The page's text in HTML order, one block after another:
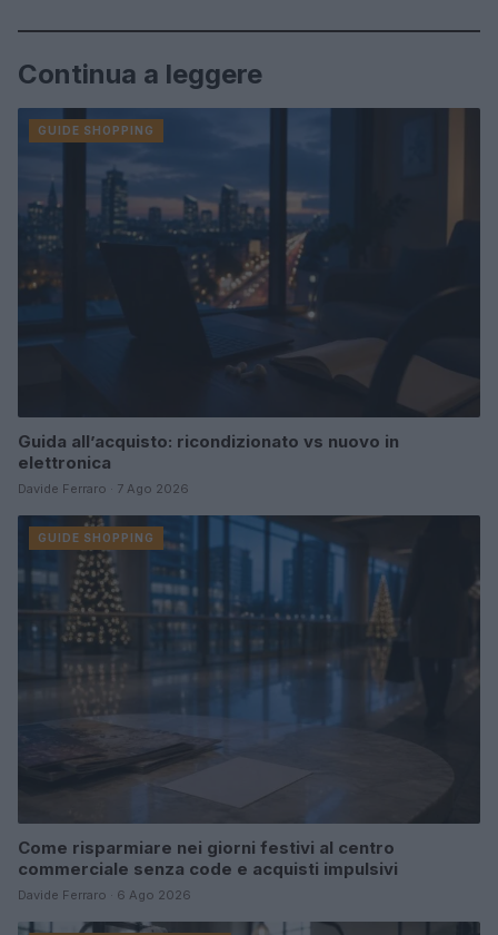
Continua a leggere
GUIDE SHOPPING
Guida all’acquisto: ricondizionato vs nuovo in
elettronica
Davide Ferraro · 7 Ago 2026
GUIDE SHOPPING
Come risparmiare nei giorni festivi al centro
commerciale senza code e acquisti impulsivi
Davide Ferraro · 6 Ago 2026